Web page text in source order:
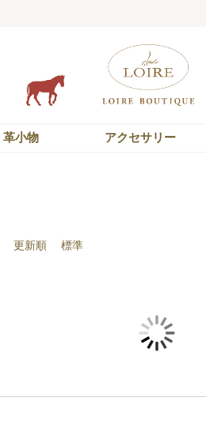
革小物 アクセサリー
更新順 標準